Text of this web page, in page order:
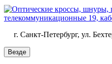
г. Санкт-Петербург, ул.
Везде